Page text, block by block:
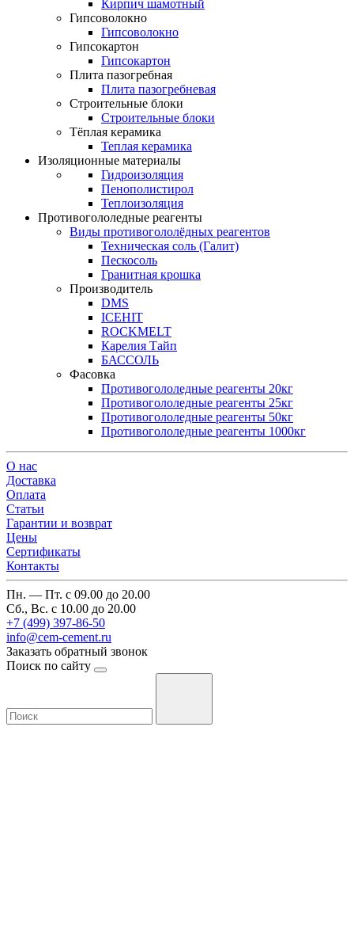
Кирпич шамотный
Гипсоволокно
Гипсоволокно
Гипсокартон
Гипсокартон
Плита пазогребная
Плита пазогребневая
Строительные блоки
Строительные блоки
Тёплая керамика
Теплая керамика
Изоляционные материалы
Гидроизоляция
Пенополистирол
Теплоизоляция
Противогололедные реагенты
Виды противогололёдных реагентов
Техническая соль (Галит)
Пескосоль
Гранитная крошка
Производитель
DMS
ICEHIT
ROCKMELT
Карелия Тайп
БАССОЛЬ
Фасовка
Противогололедные реагенты 20кг
Противогололедные реагенты 25кг
Противогололедные реагенты 50кг
Противогололедные реагенты 1000кг
О нас
Доставка
Оплата
Cтатьи
Гарантии и возврат
Цены
Сертификаты
Контакты
Пн. — Пт. с 09.00 до 20.00
Сб., Вс. с 10.00 до 20.00
+7 (499) 397-86-50
info@cem-cement.ru
Заказать обратный звонок
Поиск по сайту